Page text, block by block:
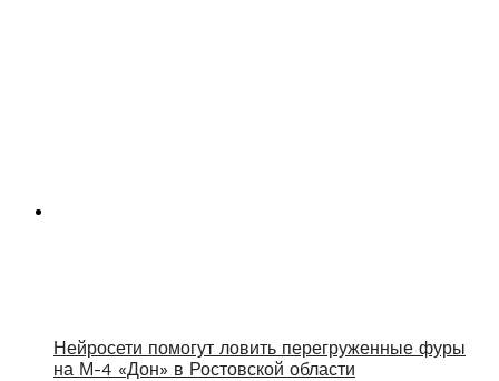
Нейросети помогут ловить перегруженные фуры
на М-4 «Дон» в Ростовской области